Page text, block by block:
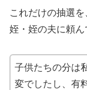
これだけの抽選
姪・姪の夫に頼ん
子供たちの分は
変でしたし、有